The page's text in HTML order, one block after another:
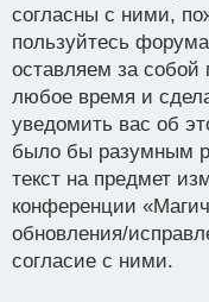
согласны с ними,
пользуйтесь
оставляем за собой
любое время и
уведомить вас об
было бы разумным
текст на предмет
конференции
обновления/
согласие с ними.